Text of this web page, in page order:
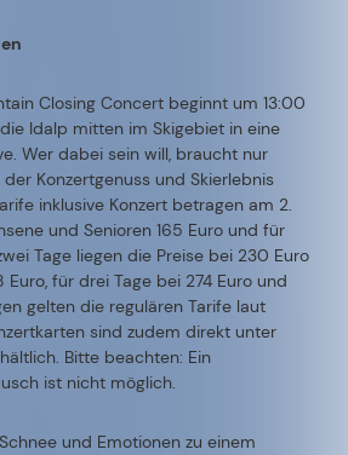
Closing Concert beginnt um 13:00
Idalp mitten im Skigebiet in eine
Wer dabei sein will, braucht nur
der Konzertgenuss und Skierlebnis
inklusive Konzert betragen am 2.
und Senioren 165 Euro und für
Tage liegen die Preise bei 230 Euro
Euro, für drei Tage bei 274 Euro und
gelten die regulären Tarife laut
sind zudem direkt unter
Bitte beachten: Ein
ist nicht möglich.
und Emotionen zu einem